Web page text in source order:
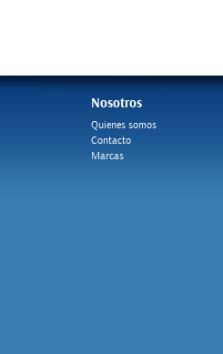
Nosotros
Quienes somos
Contacto
Marcas